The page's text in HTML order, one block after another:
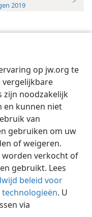
op jw.org te
vergelijkbare
zijn noodzakelijk
en kunnen niet
van
gebruiken om uw
of weigeren.
worden verkocht of
gebruikt. Lees
beleid voor
. U
via
2019
Society of Pennsylvania
Privacyinstellingen